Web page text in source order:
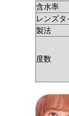
含水率
レンズタ
製法
度数